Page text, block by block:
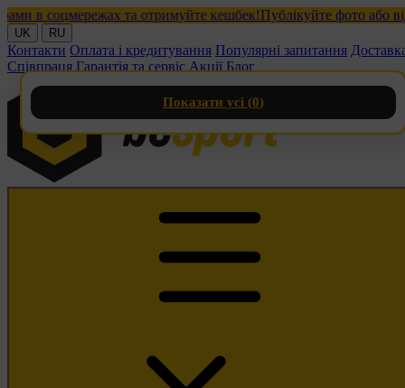
та отримуйте кешбек!Публікуйте фото або відео
UK RU
Контакти Оплата і кредитування Популярні запитання
Співпраця Гарантія та сервіс Акції Блог
Показати усі (0)